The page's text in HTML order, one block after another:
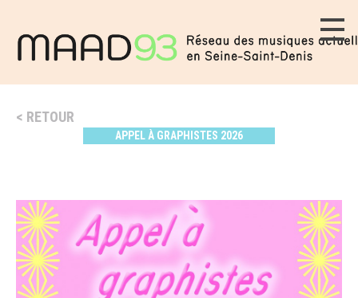
RETOUR
APPEL À GRAPHISTES 2026